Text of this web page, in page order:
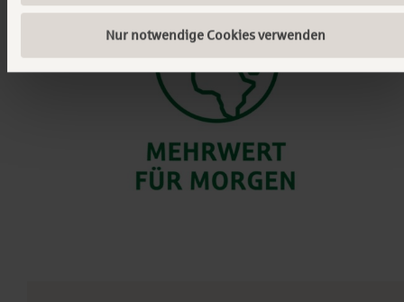
Nur notwendige Cookies verwenden